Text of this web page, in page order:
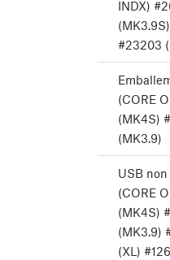
INDX)
#23203
(CORE
(MK4S)
(MK3.9)
USB
(CORE
(MK4S)
(MK3.9)
(XL)